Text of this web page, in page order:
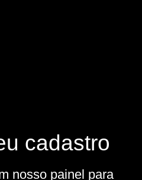
cadastro
nosso painel para